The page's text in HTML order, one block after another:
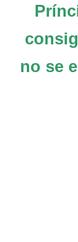
no se